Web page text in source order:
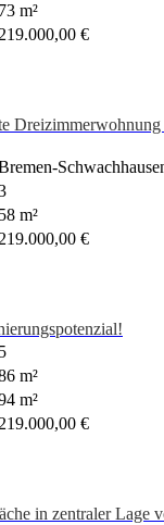
73 m²
219.000,00 €
Dreizimmerwohnung
58 m²
219.000,00 €
5
m²
m²
219.000,00 €
in zentraler Lage